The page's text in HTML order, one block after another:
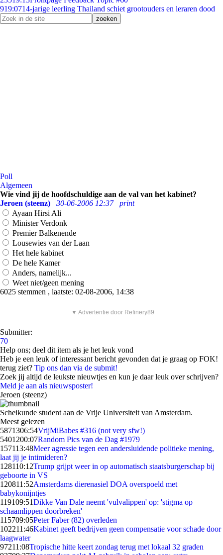
919:0714-jarige leerling Thailand schiet grootouders en leraren dood
Poll
Algemeen
Wie vind jij de hoofdschuldige aan de val van het kabinet?
Jeroen (steenz)
30-06-2006 12:37
print
Ayaan Hirsi Ali
Minister Verdonk
Premier Balkenende
Lousewies van der Laan
Het hele kabinet
De hele Kamer
Anders, namelijk...
Weet niet/geen mening
6025 stemmen , laatste: 02-08-2006, 14:38
▼ Advertentie door Refinery89
Submitter:
70
Help ons; deel dit item als je het leuk vond
Heb je een leuk of interessant bericht gevonden dat je graag op FOK!
terug ziet? Tip ons dan via de submit!
Zoek jij altijd de leukste nieuwtjes en kun je daar leuk over schrijven?
Meld je aan als nieuwsposter!
Jeroen (steenz)
Scheikunde student aan de Vrije Universiteit van Amsterdam.
Meest gelezen
5871306:54VrijMiBabes #316 (not very sfw!)
5401200:07Random Pics van de Dag #1979
157113:48Meer agressie tegen een andersluidende politieke mening,
laat jij je intimideren?
128110:12Trump grijpt weer in op automatisch staatsburgerschap bij
geboorte in VS
120811:52Amsterdams dierenasiel DOA overspoeld met
babykonijntjes
119109:51Dikke Van Dale neemt 'vulvalippen' op: 'stigma op
schaamlippen doorbreken'
115709:05Peter Faber (82) overleden
102211:46Kabinet geeft bedrijven geen compensatie voor schade door
laagwater
97211:08Tropische hitte keert zondag terug met lokaal 32 graden